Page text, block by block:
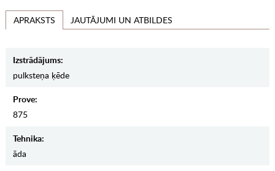
APRAKSTS JAUTĀJUMI UN ATBILDES
Izstrādājums:
pulksteņa ķēde
Prove:
875
Tehnika:
āda